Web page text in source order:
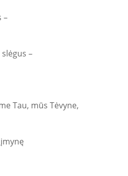
–
–
Tau, mūs Tėvyne,